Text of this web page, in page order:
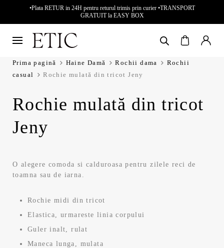
•Plata RETUR in 24H pentru returul trimis prin curier •TRANSPORT
GRATUIT la EASY BOX
Prima pagină Haine Damă Rochii dama
Rochii
casual
Rochie mulată din tricot Jeny
Rochie mulată din tricot
Jeny
O alegere comoda si calduroasa pentru zilele reci de
toamna sau de iarna.
Rochie midi din tricot
Elastica, urmareste linia corpului
Guler inalt, rulat
Maneca lunga, mulata